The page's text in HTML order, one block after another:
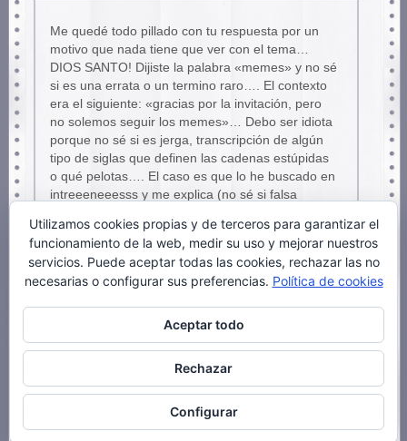
Me quedé todo pillado con tu respuesta por un
motivo que nada tiene que ver con el tema…
DIOS SANTO! Dijiste la palabra «memes» y no sé
si es una errata o un termino raro…. El contexto
era el siguiente: «gracias por la invitación, pero
no solemos seguir los memes»… Debo ser idiota
porque no sé si es jerga, transcripción de algún
tipo de siglas que definen las cadenas estúpidas
o qué pelotas…. El caso es que lo he buscado en
intreeeneeesss y me explica (no sé si falsa
información y replicación cultural, y que se
someten también a un proceso de selección.
(Dawkins). Sácame de la duda, plis.
17 febrero, 2006 a las 9:33 am
Utilizamos cookies propias y de terceros para garantizar el
funcionamiento de la web, medir su uso y mejorar nuestros
servicios. Puede aceptar todas las cookies, rechazar las no
necesarias o configurar sus preferencias. Política de cookies
Aceptar todo
Rechazar
Configurar